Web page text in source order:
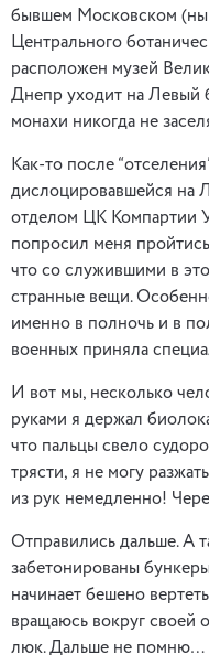
бывшем Московском
Центрального
расположен музей
Днепр уходит на Левый
монахи никогда не
Как-то после
дислоцировавшейся на
отделом ЦК Компартии
попросил меня
что со служившими в
странные вещи.
именно в полночь и в
военных приняла
И вот мы, несколько
руками я держал
что пальцы свело
трясти, я не могу
из рук немедленно!
Отправились дальше. А
забетонированы
начинает бешено
вращаюсь вокруг своей
люк. Дальше не помню…